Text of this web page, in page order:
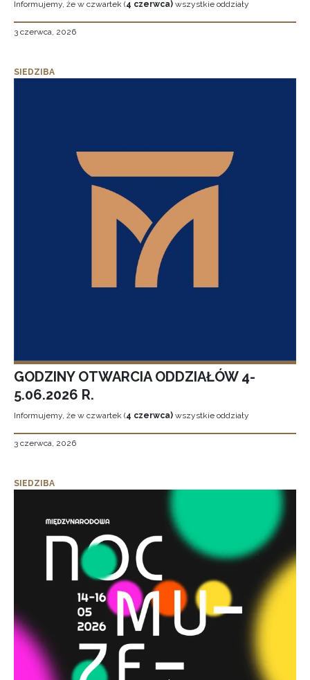
Informujemy, że w czwartek (4 czerwca) wszystkie oddziały
3 czerwca, 2026
SIEDZIBA
GODZINY OTWARCIA ODDZIAŁÓW 4-
5.06.2026 R.
Informujemy, że w czwartek (4 czerwca) wszystkie oddziały
3 czerwca, 2026
SIEDZIBA